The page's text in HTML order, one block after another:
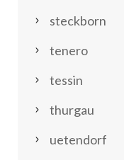
steckborn
tenero
tessin
thurgau
uetendorf